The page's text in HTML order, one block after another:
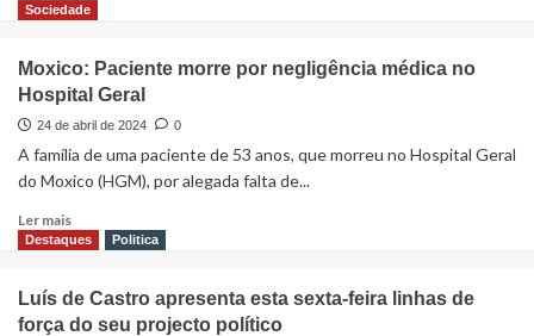
Sociedade
Moxico: Paciente morre por negligência médica no
Hospital Geral
24 de abril de 2024 0
A família de uma paciente de 53 anos, que morreu no Hospital Geral
do Moxico (HGM), por alegada falta de...
Ler mais
Destaques Politica
Luís de Castro apresenta esta sexta-feira linhas de
força do seu projecto político